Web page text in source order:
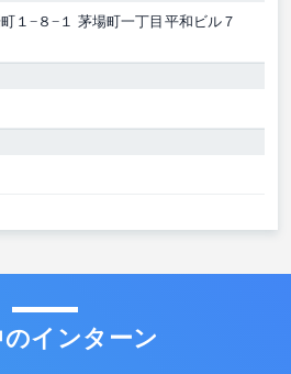
１−８−１ 茅場町一丁目平和ビル７
インターン